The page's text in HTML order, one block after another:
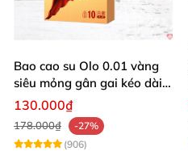
Bao cao su Olo 0.01 vàng
siêu mỏng gân gai kéo dài
yêu đỉnh
130.000₫
178.000₫
-27%
(906)